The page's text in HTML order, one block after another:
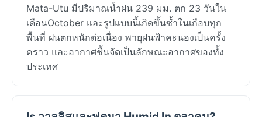
Mata-Utu มีปริมาณน้ำฝน 239 มม. ตก 23 วันใน
เดือนOctober และรูปแบบนี้เกิดขึ้นซ้ำในเกือบทุก
พื้นที่ ฝนตกหนักต่อเนื่อง พายุฝนฟ้าคะนองเป็นครั้ง
คราว และอากาศชื้นจัดเป็นลักษณะอากาศของทั้ง
ประเทศ